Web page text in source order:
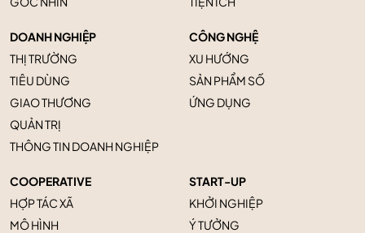
DOANH NGHIỆP
THỊ TRƯỜNG
TIÊU DÙNG
GIAO THƯƠNG
QUẢN TRỊ
THÔNG TIN DOANH NGHIỆP
CÔNG NGHỆ
XU HƯỚNG
SẢN PHẨM SỐ
ỨNG DỤNG
COOPERATIVE
HỢP TÁC XÃ
MÔ HÌNH
START-UP
KHỞI NGHIỆP
Ý TƯỞNG